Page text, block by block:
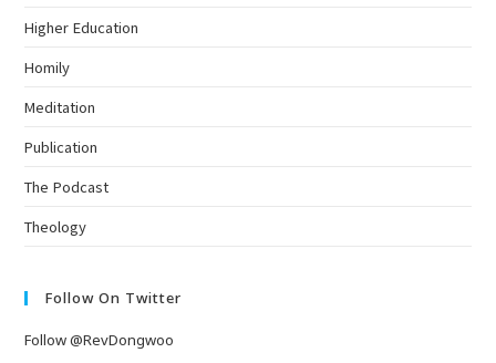
Higher Education
Homily
Meditation
Publication
The Podcast
Theology
Follow On Twitter
Follow @RevDongwoo